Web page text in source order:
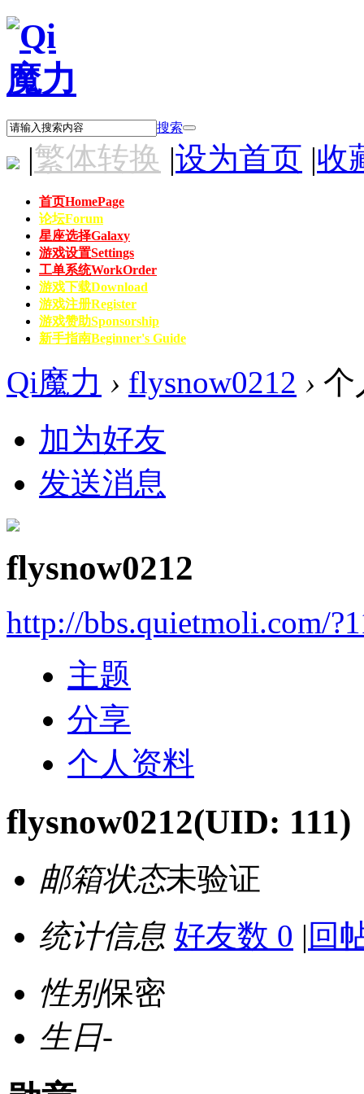
搜索
|繁体转换 |设为首页 |收
首页HomePage
论坛Forum
星座选择Galaxy
游戏设置Settings
工单系统WorkOrder
游戏下载Download
游戏注册Register
游戏赞助Sponsorship
新手指南Beginner's Guide
Qi魔力 › flysnow0212 › 个
加为好友
发送消息
flysnow0212
http://bbs.quietmoli.com/
主题
分享
个人资料
flysnow0212(UID: 111)
邮箱状态未验证
统计信息 好友数 0 | 回
性别保密
生日-